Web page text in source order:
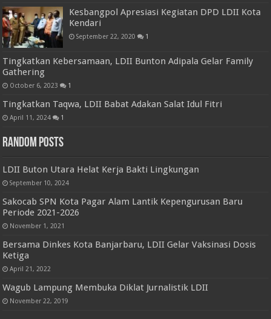
Kesbangpol Apresiasi Kegiatan DPD LDII Kota
Kendari
September 22, 2020 1
Tingkatkan Kebersamaan, LDII Bunton Adipala Gelar Family
Gathering
October 6, 2023 1
Tingkatkan Taqwa, LDII Babat Adakan Salat Idul Fitri
April 11, 2024 1
Random Posts
LDII Buton Utara Helat Kerja Bakti Lingkungan
September 10, 2024
Sakocab SPN Kota Pagar Alam Lantik Kepengurusan Baru
Periode 2021-2026
November 1, 2021
Bersama Dinkes Kota Banjarbaru, LDII Gelar Vaksinasi Dosis
Ketiga
April 21, 2022
Wagub Lampung Membuka Diklat Jurnalistik LDII
November 22, 2019